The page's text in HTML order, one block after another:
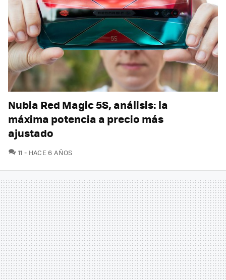
Nubia Red Magic 5S, análisis: la
máxima potencia a precio más
ajustado
11 COMENTARIOS
HACE 6 AÑOS